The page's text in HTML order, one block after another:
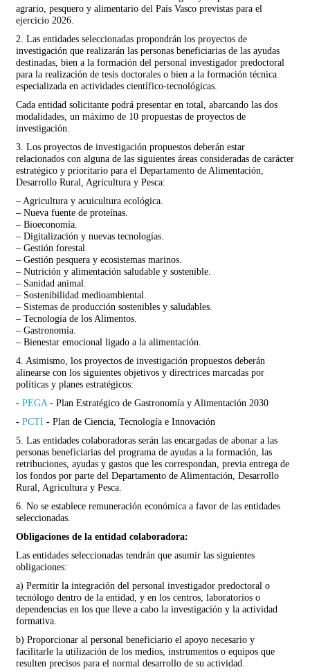
agrario, pesquero y alimentario del País Vasco previstas para el
ejercicio 2026.
2. Las entidades seleccionadas propondrán los proyectos de
investigación que realizarán las personas beneficiarias de las ayudas
destinadas, bien a la formación del personal investigador predoctoral
para la realización de tesis doctorales o bien a la formación técnica
especializada en actividades científico-tecnológicas.
Cada entidad solicitante podrá presentar en total, abarcando las dos
modalidades, un máximo de 10 propuestas de proyectos de
investigación.
3. Los proyectos de investigación propuestos deberán estar
relacionados con alguna de las siguientes áreas consideradas de carácter
estratégico y prioritario para el Departamento de Alimentación,
Desarrollo Rural, Agricultura y Pesca:
– Agricultura y acuicultura ecológica.
– Nueva fuente de proteínas.
– Bioeconomía.
– Digitalización y nuevas tecnologías.
– Gestión forestal.
– Gestión pesquera y ecosistemas marinos.
– Nutrición y alimentación saludable y sostenible.
– Sanidad animal.
– Sostenibilidad medioambiental.
– Sistemas de producción sostenibles y saludables.
– Tecnología de los Alimentos.
– Gastronomía.
– Bienestar emocional ligado a la alimentación.
4. Asimismo, los proyectos de investigación propuestos deberán
alinearse con los siguientes objetivos y directrices marcadas por
políticas y planes estratégicos:
- PEGA - Plan Estratégico de Gastronomía y Alimentación 2030
- PCTI - Plan de Ciencia, Tecnología e Innovación
5. Las entidades colaboradoras serán las encargadas de abonar a las
personas beneficiarias del programa de ayudas a la formación, las
retribuciones, ayudas y gastos que les correspondan, previa entrega de
los fondos por parte del Departamento de Alimentación, Desarrollo
Rural, Agricultura y Pesca.
6. No se establece remuneración económica a favor de las entidades
seleccionadas.
Obligaciones de la entidad colaboradora:
Las entidades seleccionadas tendrán que asumir las siguientes
obligaciones:
a) Permitir la integración del personal investigador predoctoral o
tecnólogo dentro de la entidad, y en los centros, laboratorios o
dependencias en los que lleve a cabo la investigación y la actividad
formativa.
b) Proporcionar al personal beneficiario el apoyo necesario y
facilitarle la utilización de los medios, instrumentos o equipos que
resulten precisos para el normal desarrollo de su actividad.